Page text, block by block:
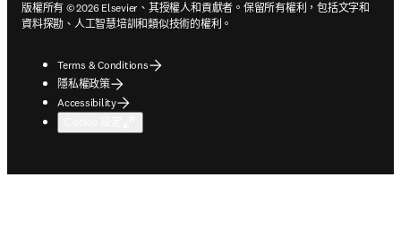
版權所有 © 2026 Elsevier、其授權人和貢獻者。保留所有權利，包括文字和
資料探勘、人工智慧培訓和類似技術的權利。
Terms & Conditions
隱私權政策
Accessibility